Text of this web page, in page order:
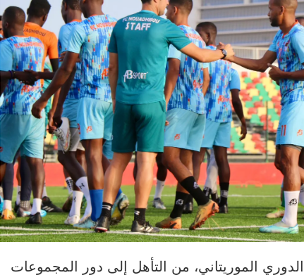
الموريتاني، من التأهل إلى دور المجموعات